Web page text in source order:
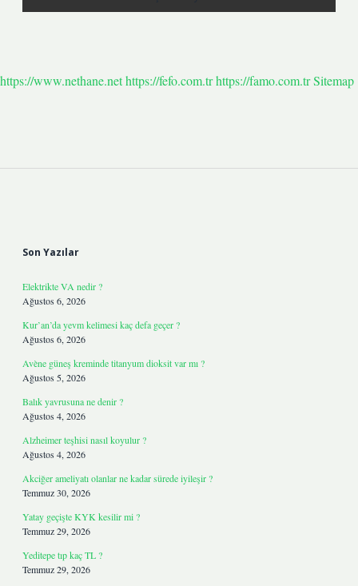
https://www.nethane.nethttps://fefo.com.trhttps://famo.com.trSitemap
Son Yazılar
Elektrikte VA nedir ?
Ağustos 6, 2026
Kur’an’da yevm kelimesi kaç defa geçer ?
Ağustos 6, 2026
Avène güneş kreminde titanyum dioksit var mı ?
Ağustos 5, 2026
Balık yavrusuna ne denir ?
Ağustos 4, 2026
Alzheimer teşhisi nasıl koyulur ?
Ağustos 4, 2026
Akciğer ameliyatı olanlar ne kadar sürede iyileşir ?
Temmuz 30, 2026
Yatay geçişte KYK kesilir mi ?
Temmuz 29, 2026
Yeditepe tıp kaç TL ?
Temmuz 29, 2026